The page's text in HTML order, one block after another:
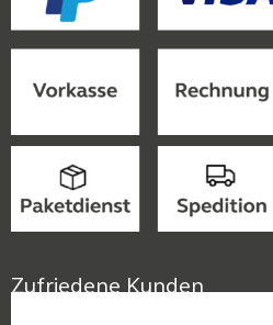
Zufriedene Kunden